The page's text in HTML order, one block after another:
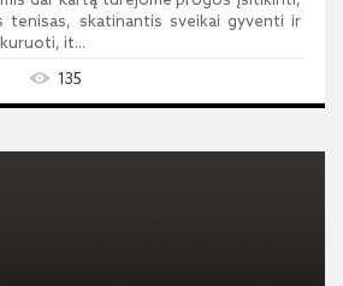
tenisas, skatinantis sveikai gyventi ir
it...
135